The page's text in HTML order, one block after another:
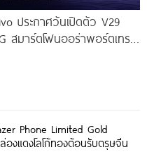
ประกาศวันเปิดตัว V29
สมาร์ตโฟนออร่าพอร์ตเทร
Phone Limited Gold
องแดงโลโก้ทองต้อนรับตรุษจีน